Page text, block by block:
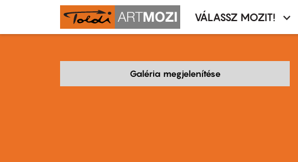
Moziválasztó
VÁLASSZ MOZIT!
Galéria megjelenítése